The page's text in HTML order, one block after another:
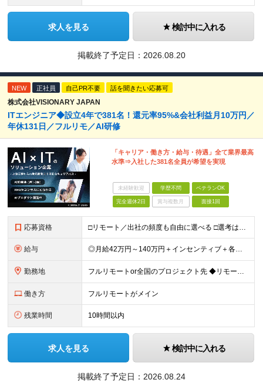
求人を見る 検討中に入れる
掲載終了予定日： 2026.08.20
NEW 正社員 自己PR不要 話を聞きたい応募可
株式会社VISIONARY JAPAN
ITエンジニア◆設立4年で381名！還元率95%&会社利益月10万円／
年休131日／フルリモ／AI研修
「キャリア・働き方・給与・待遇」全て業界最高
水準⇒入社した381名全員が希望を実現
未経験歓迎 学歴不問 ベテランOK
完全週休2日 賞与複数月 面接1回
応募資格 □リモート／出社の頻度も自由に選べる □選考は役員とWeb面談1回のみ □学歴不問／第二新卒歓迎／ブランクOK 【応募条件】 ◎ITエンジニアの実務経験1年以上をお持ちの方 └言語・業界・ジャンル不
給与 ◎月給42万円～140万円＋インセンティブ＋各種手当 ・エンジニア平均年収640万円 ・入社したエンジニア全員年収UP！平均180万円UP！ ・還元率80~95%！平均還元率86.9% ・単価連動型⇒
勤務地 フルリモートor全国のプロジェクト先 ◆リモート実施率93%（リモート／出社の頻度も自分で選べる） ◆UIターン歓迎！転勤なし ※(変更の範囲)上記を除く当社関連勤務地 ＼独立した評価機関による評価
働き方 フルリモートがメイン
残業時間 10時間以内
求人を見る 検討中に入れる
掲載終了予定日： 2026.08.24